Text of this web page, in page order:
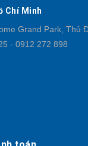
Chí Minh
Grand Park, Thủ
- 0912 272 898